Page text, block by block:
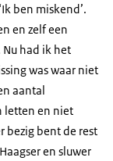
ben miskend’.
en zelf een
had ik het
was waar niet
aantal
letten en niet
bezig bent de rest
en sluwer